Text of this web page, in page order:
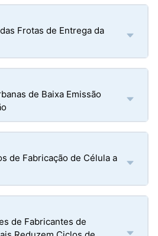
Frotas de Entrega da
de Baixa Emissão
de Fabricação de Célula a
de Fabricantes de